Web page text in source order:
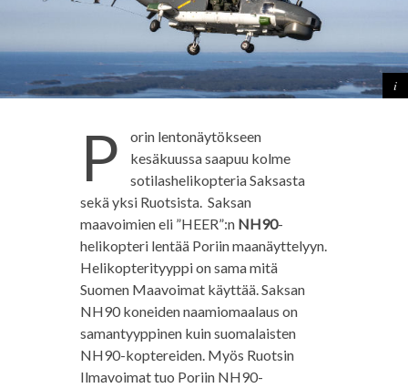
P
orin lentonäytökseen
kesäkuussa saapuu kolme
sotilashelikopteria Saksasta
sekä yksi Ruotsista. Saksan
maavoimien eli ”HEER”:n NH90-
helikopteri lentää Poriin maanäyttelyyn.
Helikopterityyppi on sama mitä
Suomen Maavoimat käyttää. Saksan
NH90 koneiden naamiomaalaus on
samantyyppinen kuin suomalaisten
NH90-koptereiden. Myös Ruotsin
Ilmavoimat tuo Poriin NH90-